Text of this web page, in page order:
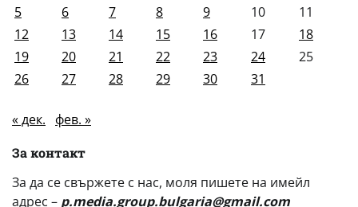
5
6 7 8 9 10
11
12
13 14 15 16 17
18
19
20 21 22 23 24
25
26
27 28 29 30 31
« дек. фев. »
За контакт
За да се свържете с нас, моля пишете на имейл
адрес – p.media.group.bulgaria@gmail.com